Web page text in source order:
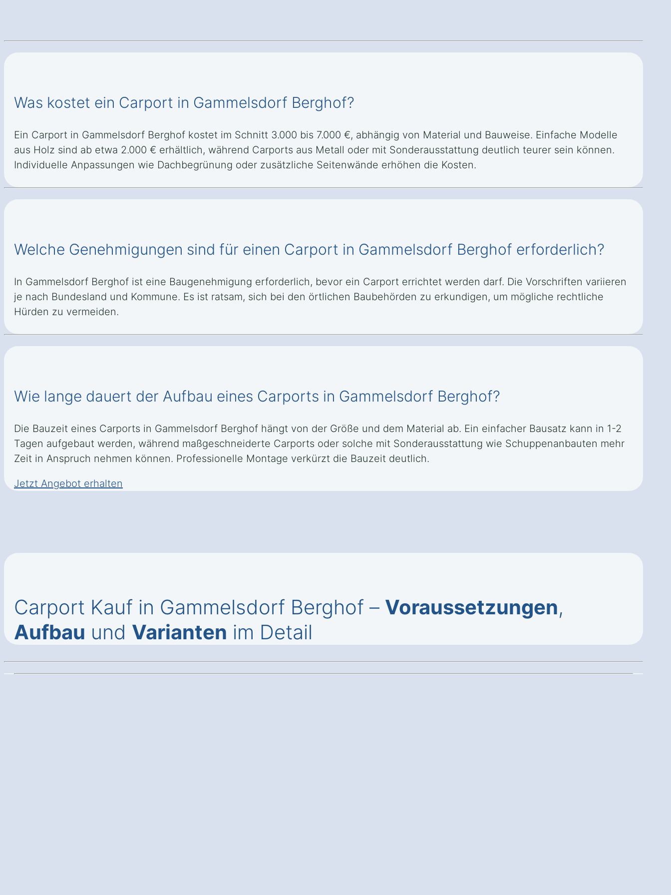
Was kostet ein Carport in Gammelsdorf Berghof?
Ein Carport in Gammelsdorf Berghof kostet im Schnitt 3.000 bis 7.000 €, abhängig von Material und Bauweise. Einfache Modelle
aus Holz sind ab etwa 2.000 € erhältlich, während Carports aus Metall oder mit Sonderausstattung deutlich teurer sein können.
Individuelle Anpassungen wie Dachbegrünung oder zusätzliche Seitenwände erhöhen die Kosten.
Welche Genehmigungen sind für einen Carport in Gammelsdorf Berghof erforderlich?
In Gammelsdorf Berghof ist eine Baugenehmigung erforderlich, bevor ein Carport errichtet werden darf. Die Vorschriften variieren
je nach Bundesland und Kommune. Es ist ratsam, sich bei den örtlichen Baubehörden zu erkundigen, um mögliche rechtliche
Hürden zu vermeiden.
Wie lange dauert der Aufbau eines Carports in Gammelsdorf Berghof?
Die Bauzeit eines Carports in Gammelsdorf Berghof hängt von der Größe und dem Material ab. Ein einfacher Bausatz kann in 1-2
Tagen aufgebaut werden, während maßgeschneiderte Carports oder solche mit Sonderausstattung wie Schuppenanbauten mehr
Zeit in Anspruch nehmen können. Professionelle Montage verkürzt die Bauzeit deutlich.
Jetzt Angebot erhalten
Carport Kauf in Gammelsdorf Berghof – Voraussetzungen,
Aufbau und Varianten im Detail